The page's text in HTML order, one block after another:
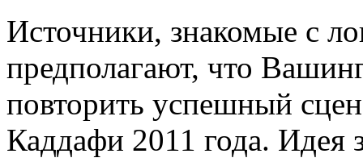
Источники, знакомые с
предполагают, что
повторить успешный
Каддафи 2011 года. Идея